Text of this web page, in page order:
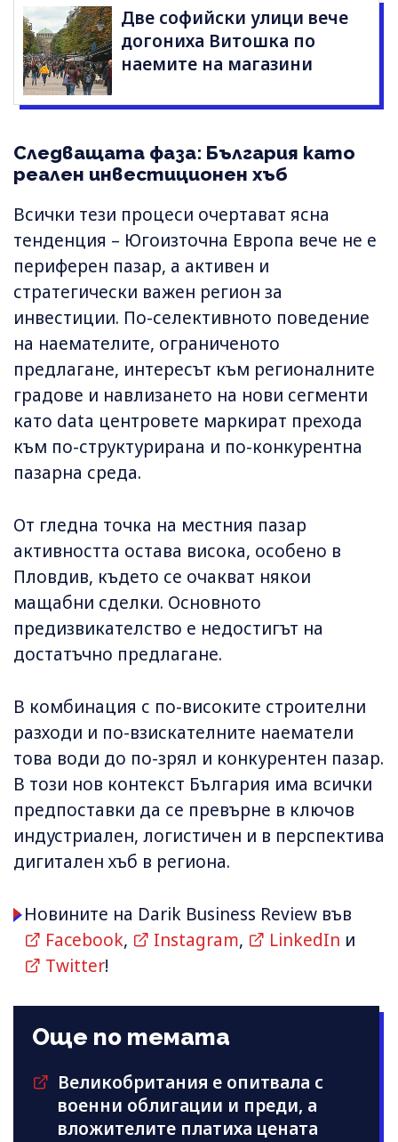
Две софийски улици вече
догониха Витошка по
наемите на магазини
Следващата фаза: България като
реален инвестиционен хъб
Всички тези процеси очертават ясна
тенденция – Югоизточна Европа вече не е
периферен пазар, а активен и
стратегически важен регион за
инвестиции. По-селективното поведение
на наемателите, ограниченото
предлагане, интересът към регионалните
градове и навлизането на нови сегменти
като data центровете маркират прехода
към по-структурирана и по-конкурентна
пазарна среда.
От гледна точка на местния пазар
активността остава висока, особено в
Пловдив, където се очакват някои
мащабни сделки. Основното
предизвикателство е недостигът на
достатъчно предлагане.
В комбинация с по-високите строителни
разходи и по-взискателните наематели
това води до по-зрял и конкурентен пазар.
В този нов контекст България има всички
предпоставки да се превърне в ключов
индустриален, логистичен и в перспектива
дигитален хъб в региона.
Новините на Darik Business Review във
Facebook, Instagram, LinkedIn и
Twitter!
Още по темата
Великобритания е опитвала с
военни облигации и преди, а
вложителите платиха цената